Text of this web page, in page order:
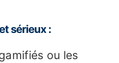
sérieux :
ou les